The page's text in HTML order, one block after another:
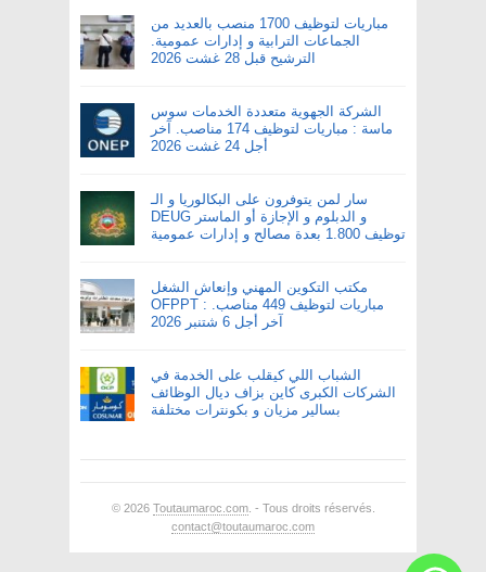
مباريات لتوظيف 1700 منصب بالعديد من
الجماعات الترابية و إدارات عمومية.
الترشيح قبل 28 غشت 2026
الشركة الجهوية متعددة الخدمات سوس
ماسة : مباريات لتوظيف 174 مناصب. آخر
أجل 24 غشت 2026
سار لمن يتوفرون على البكالوريا و الـ
DEUG و الدبلوم و الإجازة أو الماستر
توظيف 1.800 بعدة مصالح و إدارات عمومية
مكتب التكوين المهني وإنعاش الشغل
OFPPT : مباريات لتوظيف 449 مناصب.
آخر أجل 6 شتنبر 2026
الشباب اللي كيقلب على الخدمة في
الشركات الكبرى كاين بزاف ديال الوظائف
بسالير مزيان و بكونترات مختلفة
© 2026 Toutaumaroc.com. - Tous droits réservés.
contact@toutaumaroc.com